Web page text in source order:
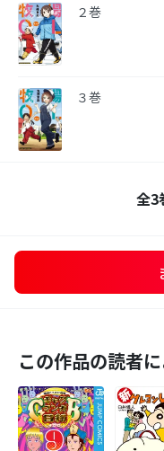
２巻
３巻
全3
この作品の読者